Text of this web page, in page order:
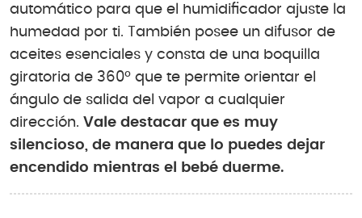
automático para que el humidificador ajuste la
humedad por ti. También posee un difusor de
aceites esenciales y consta de una boquilla
giratoria de 360º que te permite orientar el
ángulo de salida del vapor a cualquier
dirección. Vale destacar que es muy
silencioso, de manera que lo puedes dejar
encendido mientras el bebé duerme.